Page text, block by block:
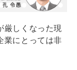
厳しくなった現
業にとっては非